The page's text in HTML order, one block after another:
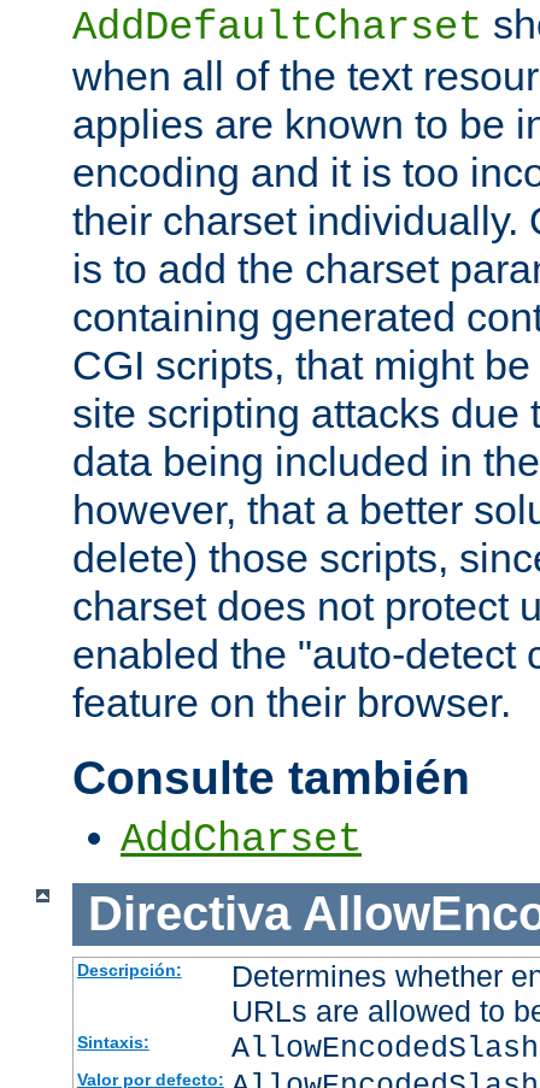
AddDefaultCharset
when all of the text
applies are known to be
encoding and it is too
their charset individually.
is to add the charset
containing generated
CGI scripts, that might
site scripting attacks due
data being included in
however, that a better
delete) those scripts,
charset does not protect
enabled the "auto-detect
feature on their browser.
Consulte también
AddCharset
Directiva
Descripción:
Determines whether
URLs are allowed to
Sintaxis:
Valor por defecto: